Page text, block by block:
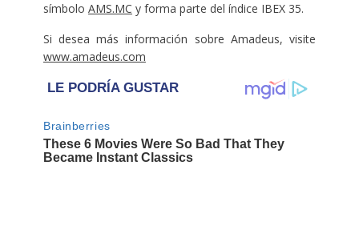
símbolo AMS.MC y forma parte del índice IBEX 35.
Si desea más información sobre Amadeus, visite
www.amadeus.com